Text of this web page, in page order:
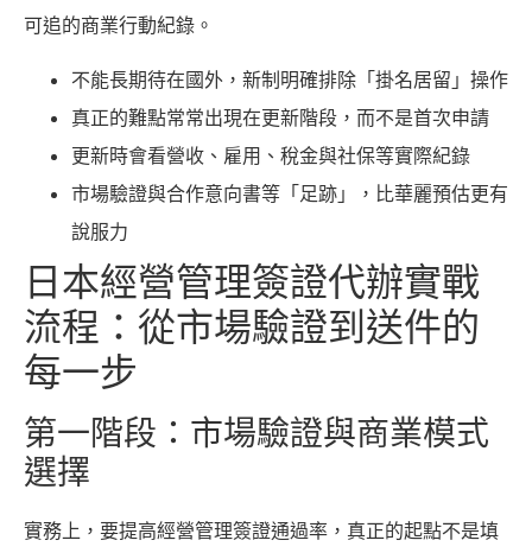
可追的商業行動紀錄。
不能長期待在國外，新制明確排除「掛名居留」操作
真正的難點常常出現在更新階段，而不是首次申請
更新時會看營收、雇用、稅金與社保等實際紀錄
市場驗證與合作意向書等「足跡」，比華麗預估更有
說服力
日本經營管理簽證代辦實戰
流程：從市場驗證到送件的
每一步
第一階段：市場驗證與商業模式
選擇
實務上，要提高經營管理簽證通過率，真正的起點不是填